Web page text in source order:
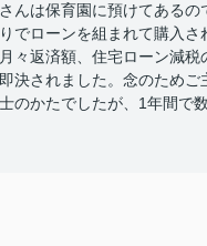
んは保育園に預けてある
でローンを組まれて購入さ
々返済額、住宅ローン減
決されました。念のため
のかたでしたが、1年間で